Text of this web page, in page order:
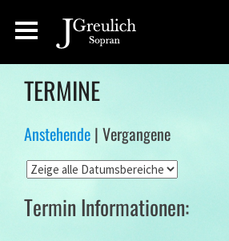
TERMINE
Anstehende | Vergangene
Termin Informationen: